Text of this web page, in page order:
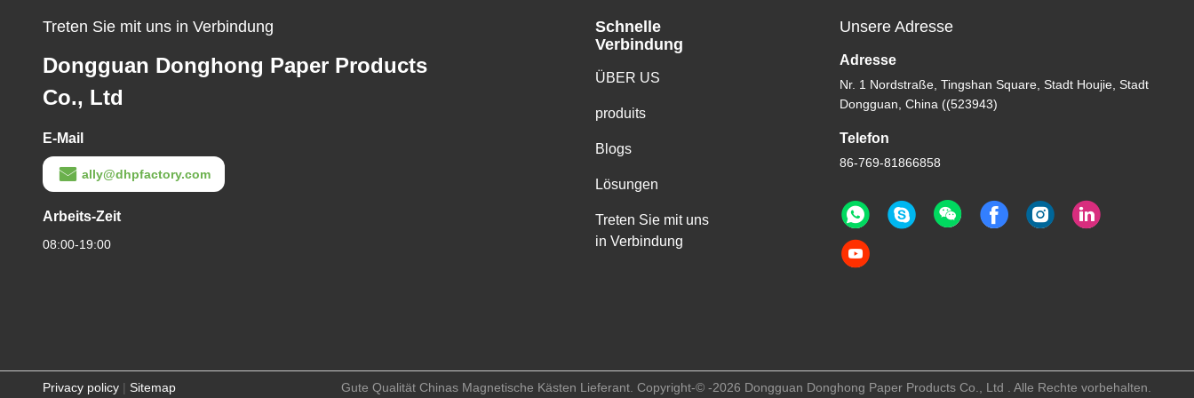
Treten Sie mit uns in Verbindung
Dongguan Donghong Paper Products
Co., Ltd
E-Mail
ally@dhpfactory.com
Arbeits-Zeit
08:00-19:00
Schnelle
Verbindung
ÜBER US
produits
Blogs
Lösungen
Treten Sie mit uns
in Verbindung
Unsere Adresse
Adresse
Nr. 1 Nordstraße, Tingshan Square, Stadt Houjie, Stadt
Dongguan, China ((523943)
Telefon
86-769-81866858
Privacy policy | Sitemap Gute Qualität Chinas Magnetische Kästen Lieferant. Copyright-© -2026 Dongguan Donghong Paper Products Co., Ltd . Alle Rechte vorbehalten.